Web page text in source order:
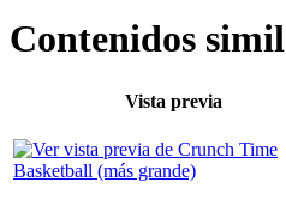
Contenidos
Vista previa